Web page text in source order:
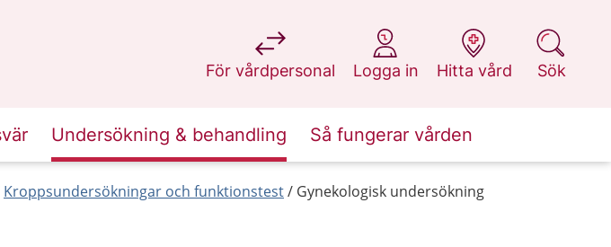
För vårdpersonal
på 1177.se
Logga in
på 1177.se
Hitta vård
på 1177.se
Sök
på 1177.se
Undersökning & behandling Så fungerar vården
Kroppsundersökningar och funktionstest Gynekologisk undersökning